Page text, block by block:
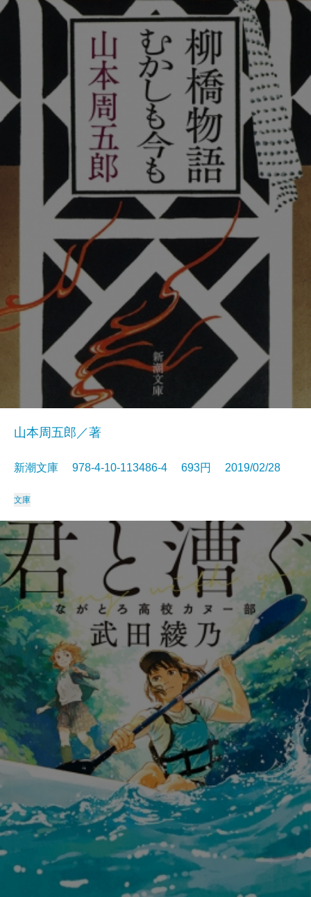
山本周五郎／著
新潮文庫 978-4-10-113486-4 693円 2019/02/28
文庫